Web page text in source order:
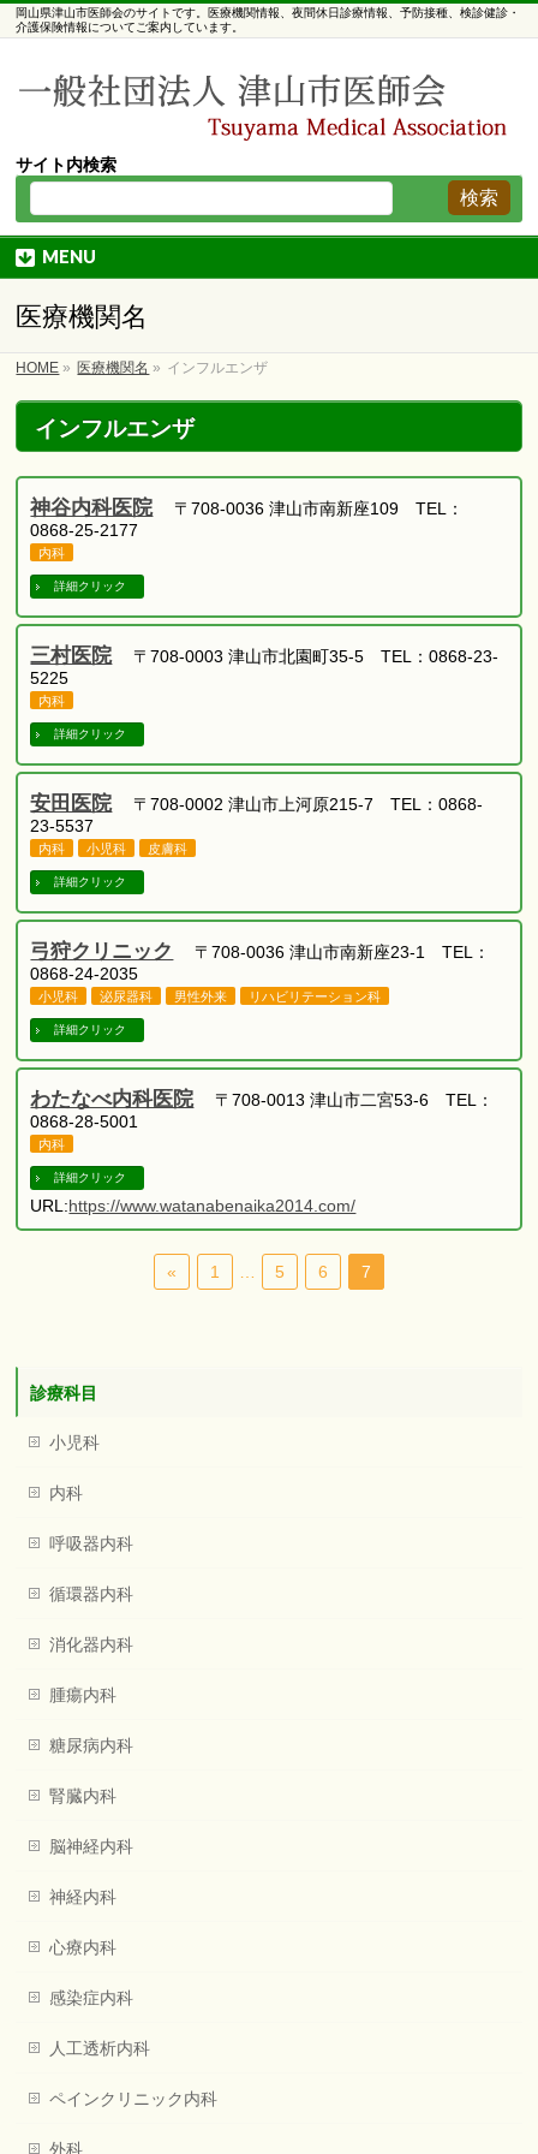
岡山県津山市医師会のサイトです。医療機関情報、夜間休日診療情報、予防接種、検診健診・
介護保険情報についてご案内しています。
サイト内検索
MENU
医療機関名
HOME » 医療機関名 » インフルエンザ
インフルエンザ
神谷内科医院〒708-0036 津山市南新座109 TEL：
0868-25-2177
内科
詳細クリック
三村医院〒708-0003 津山市北園町35-5 TEL：0868-23-
5225
内科
詳細クリック
安田医院〒708-0002 津山市上河原215-7 TEL：0868-
23-5537
内科 小児科 皮膚科
詳細クリック
弓狩クリニック
〒708-0036 津山市南新座23-1 TEL：
0868-24-2035
小児科 泌尿器科 男性外来 リハビリテーション科
詳細クリック
わたなべ内科医院〒708-0013 津山市二宮53-6 TEL：
0868-28-5001
内科
詳細クリック
URL:https://www.watanabenaika2014.com/
« 1 5 6 7
診療科目
小児科
内科
呼吸器内科
循環器内科
消化器内科
腫瘍内科
糖尿病内科
腎臓内科
脳神経内科
神経内科
心療内科
感染症内科
人工透析内科
ペインクリニック内科
外科